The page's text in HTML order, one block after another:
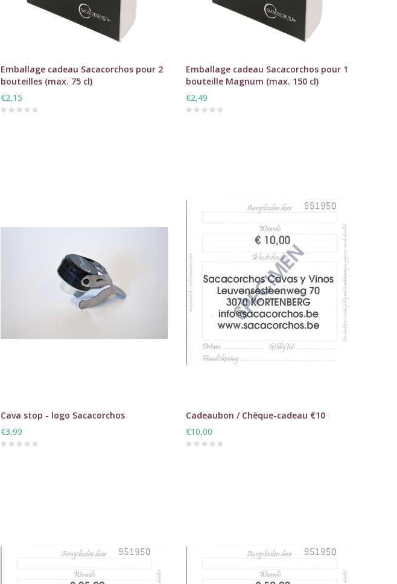
Emballage cadeau Sacacorchos pour 2
bouteilles (max. 75 cl)
€2,15
Emballage cadeau Sacacorchos pour 1
bouteille Magnum (max. 150 cl)
€2,49
Cava stop - logo Sacacorchos
€3,99
Cadeaubon / Chèque-cadeau €10
€10,00